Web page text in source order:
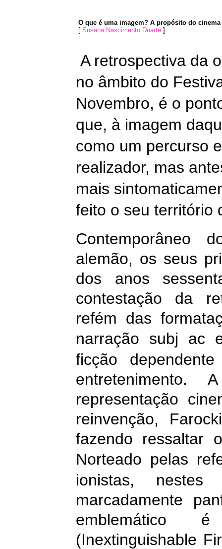
O que é uma imagem? A propósito do
[ Susana Nascimento Duarte ]
A retrospectiva da
no âmbito do
Novembro, é o
que, à imagem
como um percurso
realizador, mas
mais
feito o seu território
Contemporâneo
alemão, os seus
dos anos
contestação da
refém das
narração subj
ac
ficção
entretenimento.
representação
reinvenção,
fazendo ressaltar
Norteado pelas
ionistas,
marcadamente
(Inextinguishable